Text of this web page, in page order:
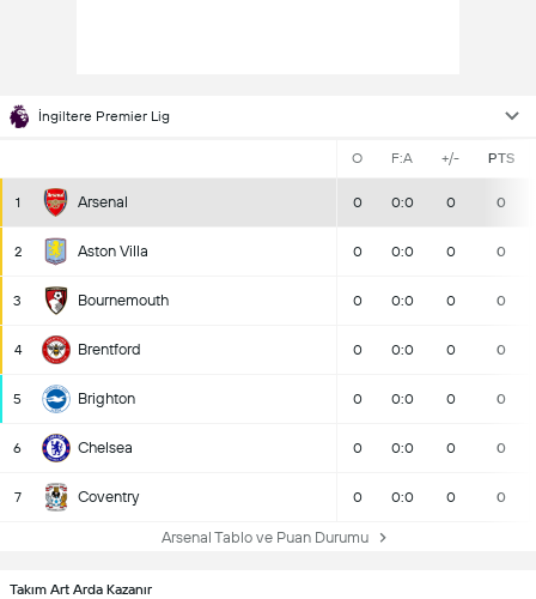
İngiltere Premier Lig
O F:A +/- PTS
1 Arsenal 0 0:0 0 0
2 Aston Villa 0 0:0 0 0
3 Bournemouth 0 0:0 0 0
4 Brentford 0 0:0 0 0
5 Brighton 0 0:0 0 0
6 Chelsea 0 0:0 0 0
7 Coventry 0 0:0 0 0
Arsenal Tablo ve Puan Durumu
Takım Art Arda Kazanır